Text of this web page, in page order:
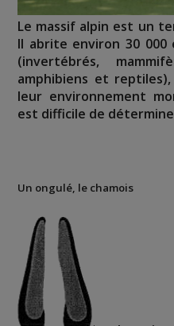
Le massif alpin est un
Il abrite environ 30 000
(invertébrés,
amphibiens et
leur environnement
est difficile de
Un ongulé, le chamois